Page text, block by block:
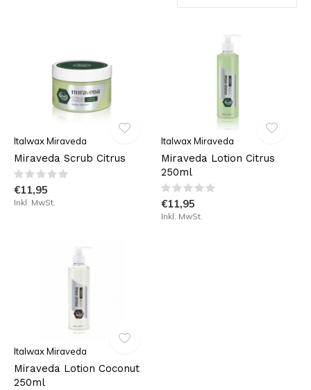
Italwax Miraveda
Miraveda Scrub Citrus
€11,95
Inkl. MwSt.
Italwax Miraveda
Miraveda Lotion Citrus
250ml
€11,95
Inkl. MwSt.
Italwax Miraveda
Miraveda Lotion Coconut
250ml